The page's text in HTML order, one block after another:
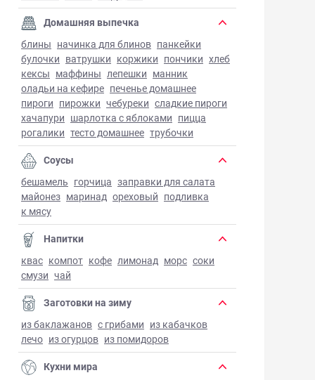
Домашняя выпечка
блины начинка для блинов панкейки
булочки ватрушки коржики пончики хлеб
кексы маффины лепешки манник
оладьи на кефире печенье домашнее
пироги пирожки чебуреки сладкие пироги
хачапури шарлотка с яблоками пицца
рогалики тесто домашнее трубочки
Соусы
бешамель горчица заправки для салата
майонез маринад ореховый подливка
к мясу
Напитки
квас компот кофе лимонад морс соки
смузи чай
Заготовки на зиму
из баклажанов с грибами из кабачков
лечо из огурцов из помидоров
Кухни мира